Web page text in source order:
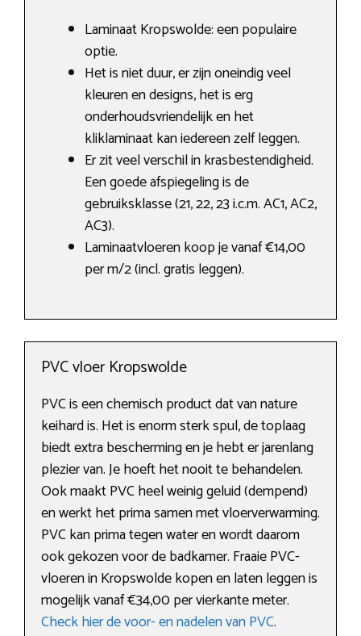
Laminaat Kropswolde: een populaire
optie.
Het is niet duur, er zijn oneindig veel
kleuren en designs, het is erg
onderhoudsvriendelijk en het
kliklaminaat kan iedereen zelf leggen.
Er zit veel verschil in krasbestendigheid.
Een goede afspiegeling is de
gebruiksklasse (21, 22, 23 i.c.m. AC1, AC2,
AC3).
Laminaatvloeren koop je vanaf €14,00
per m/2 (incl. gratis leggen).
PVC vloer Kropswolde
PVC is een chemisch product dat van nature
keihard is. Het is enorm sterk spul, de toplaag
biedt extra bescherming en je hebt er jarenlang
plezier van. Je hoeft het nooit te behandelen.
Ook maakt PVC heel weinig geluid (dempend)
en werkt het prima samen met vloerverwarming.
PVC kan prima tegen water en wordt daarom
ook gekozen voor de badkamer. Fraaie PVC-
vloeren in Kropswolde kopen en laten leggen is
mogelijk vanaf €34,00 per vierkante meter.
Check hier de voor- en nadelen van PVC.